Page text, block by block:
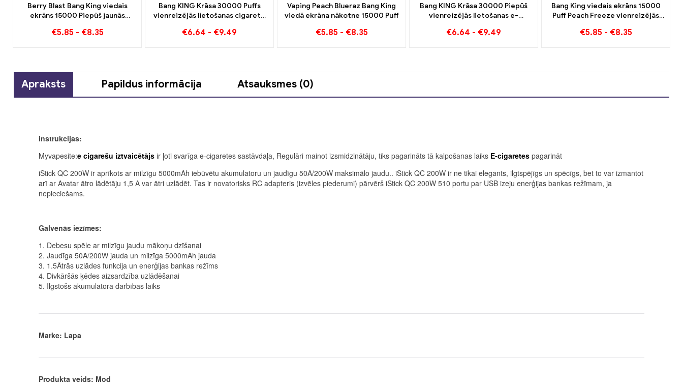
Berry Blast Bang King viedais
ekrāns 15000 Piepūš jaunās
e-cigareti
€5.85 - €8.35
Bang KING Krāsa 30000 Puffs
vienreizējās lietošanas cigarete
Watermelon Bubble Gum Sweet
€6.64 - €9.49
Vaping Peach Blueraz Bang King
viedā ekrāna nākotne 15000 Puff
€5.85 - €8.35
Bang KING Krāsa 30000 Piepūš
vienreizējās lietošanas e-
saldējuma un tropisko zemeņu
€6.64 - €9.49
Bang King viedais ekrāns 15000
Puff Peach Freeze vienreizējās
€5.85 - €8.35
Apraksts Papildus informācija Atsauksmes (0)
instrukcijas:
Myvapesite:e cigarešu iztvaicētājs ir ļoti svarīga e-cigaretes sastāvdaļa, Regulāri mainot izsmidzinātāju, tiks pagarināts tā kalpošanas laiks E-cigaretes pagarināt
iStick QC 200W ir aprīkots ar milzīgu 5000mAh iebūvētu akumulatoru un jaudīgu 50A/200W maksimālo jaudu.. iStick QC 200W ir ne tikai elegants, ilgtspējīgs un spēcīgs, bet to var izmantot
arī ar Avatar ātro lādētāju 1,5 A var ātri uzlādēt. Tas ir novatorisks RC adapteris (izvēles piederumi) pārvērš iStick QC 200W 510 portu par USB izeju enerģijas bankas režīmam, ja
nepieciešams.
Galvenās iezīmes:
1. Debesu spēle ar milzīgu jaudu mākoņu dzīšanai
2. Jaudīga 50A/200W jauda un milzīga 5000mAh jauda
3. 1.5Ātrās uzlādes funkcija un enerģijas bankas režīms
4. Divkāršās ķēdes aizsardzība uzlādēšanai
5. Ilgstošs akumulatora darbības laiks
Marke: Lapa
Produkta veids: Mod